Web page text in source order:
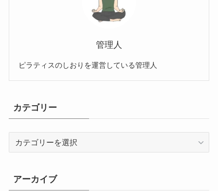
管理人
ピラティスのしおりを運営している管理人
カテゴリー
リ
ー
アーカイブ